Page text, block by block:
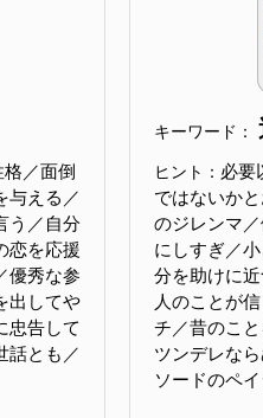
／面倒
与える／
う／自分
恋を応援
優秀な参
出してや
忠告して
話とも／
キーワード：
ヒント： 必要
ではないか
のジレンマ
にしすぎ／
分を助けに
人のことが
チ／昔のこ
ツンデレな
ソードのペイ